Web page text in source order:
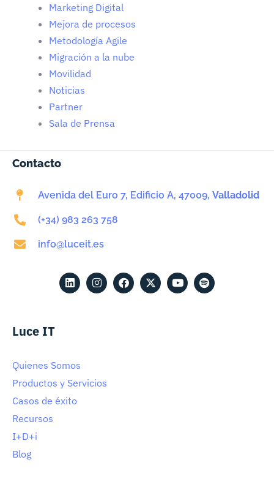
Marketing Digital
Mejora de procesos
Metodología Agile
Migración a la nube
Movilidad
Noticias
Partner
Sala de Prensa
Contacto
Avenida del Euro 7, Edificio A, 47009, Valladolid
(+34) 983 263 758
info@luceit.es
Luce IT
Quienes Somos
Productos y Servicios
Casos de éxito
Recursos
I+D+i
Blog